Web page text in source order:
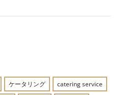
ケータリング
catering service